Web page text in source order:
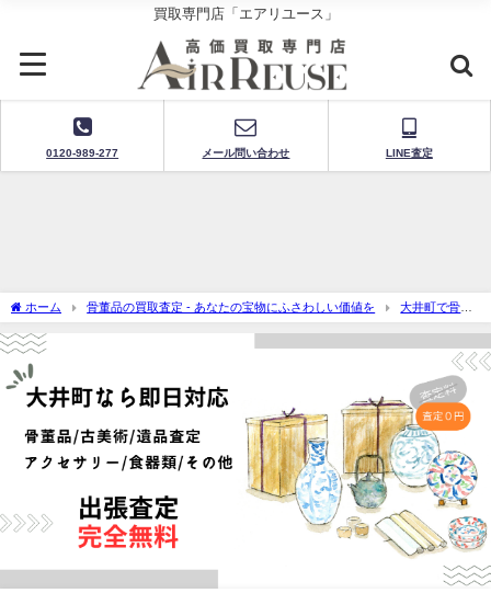
買取専門店「エアリユース」
0120-989-277 メール問い合わせ LINE査定
ホーム 骨董品の買取査定 - あなたの宝物にふさわしい価値を
大井町で骨董
品買取-出張査定に迅速対応！